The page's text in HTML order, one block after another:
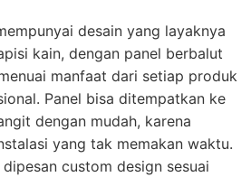
desain yang layaknya
kain, dengan panel berbalut
manfaat dari setiap produk
Panel bisa ditempatkan ke
dengan mudah, karena
yang tak memakan waktu.
custom design sesuai